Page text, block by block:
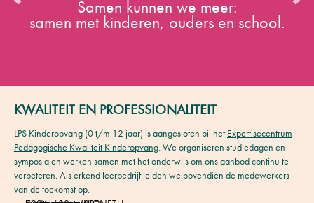
Samen kunnen we meer:
samen met kinderen, ouders en school.
KWALITEIT EN PROFESSIONALITEIT
LPS Kinderopvang (0 t/m 12 jaar) is aangesloten bij het Expertisecentrum
Pedagogische Kwaliteit Kinderopvang. We organiseren studiedagen en
symposia en werken samen met het onderwijs om ons aanbod continu te
verbeteren. Als erkend leerbedrijf leiden we bovendien de medewerkers
van de toekomst op.